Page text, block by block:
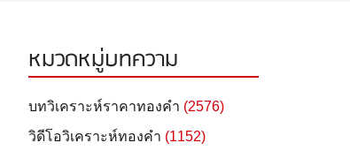
หมวดหมู่บทความ
บทวิเคราะห์ราคาทองคำ (2576)
วิดีโอวิเคราะห์ทองคำ (1152)